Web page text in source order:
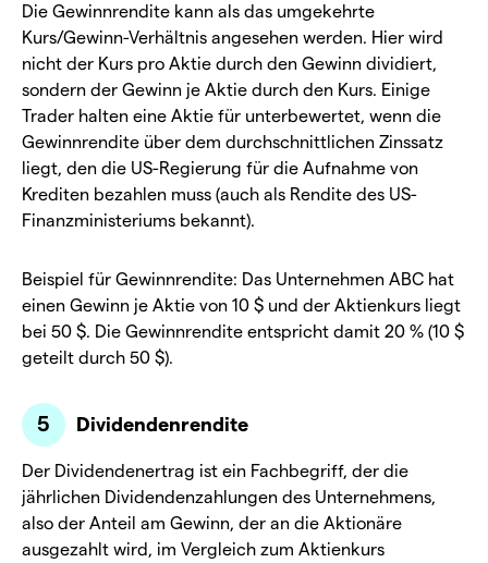
Die Gewinnrendite kann als das umgekehrte
Kurs/Gewinn-Verhältnis angesehen werden. Hier wird
nicht der Kurs pro Aktie durch den Gewinn dividiert,
sondern der Gewinn je Aktie durch den Kurs. Einige
Trader halten eine Aktie für unterbewertet, wenn die
Gewinnrendite über dem durchschnittlichen Zinssatz
liegt, den die US-Regierung für die Aufnahme von
Krediten bezahlen muss (auch als Rendite des US-
Finanzministeriums bekannt).
Beispiel für Gewinnrendite: Das Unternehmen ABC hat
einen Gewinn je Aktie von 10 $ und der Aktienkurs liegt
bei 50 $. Die Gewinnrendite entspricht damit 20 % (10 $
geteilt durch 50 $).
Dividendenrendite
Der Dividendenertrag ist ein Fachbegriff, der die
jährlichen Dividendenzahlungen des Unternehmens,
also der Anteil am Gewinn, der an die Aktionäre
ausgezahlt wird, im Vergleich zum Aktienkurs